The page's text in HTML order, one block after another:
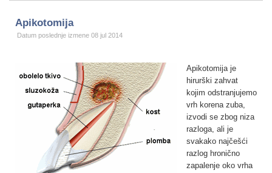
Apikotomija
Datum poslednje izmene 08 jul 2014
Apikotomija je
hirurški zahvat
kojim odstranjujemo
vrh korena zuba,
izvodi se zbog niza
razloga, ali je
svakako najčešći
razlog hronično
zapalenje oko vrha